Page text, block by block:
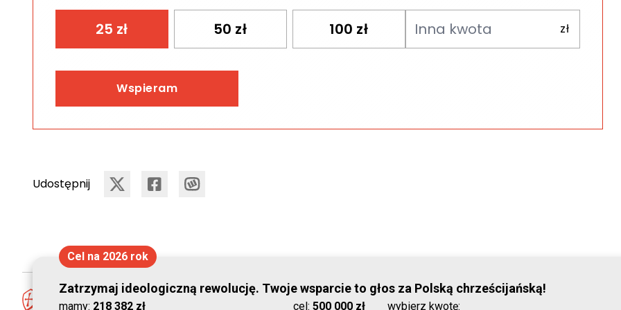
25 zł 50 zł 100 zł
Wspieram
Udostępnij
©
Cel na 2026 rok
Zatrzymaj ideologiczną rewolucję. Twoje wsparcie to głos za Polską chrześcijańską!
mamy: 218 382 zł cel: 500 000 zł wybierz kwotę: